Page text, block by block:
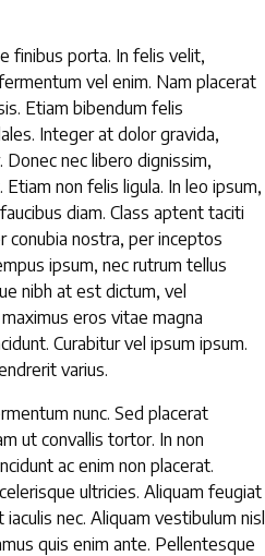
finibus porta. In felis velit,
vel enim. Nam placerat
Etiam bibendum felis
Integer at dolor gravida,
nec libero dignissim,
non felis ligula. In leo ipsum,
diam. Class aptent taciti
conubia nostra, per inceptos
ipsum, nec rutrum tellus
nibh at est dictum, vel
eros vitae magna
Curabitur vel ipsum ipsum.
varius.
nunc. Sed placerat
ut convallis tortor. In non
ac enim non placerat.
ultricies. Aliquam feugiat
nec. Aliquam vestibulum nisl
quis enim ante. Pellentesque